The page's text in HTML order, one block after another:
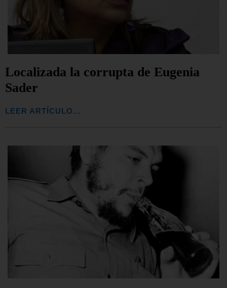
Localizada la corrupta de Eugenia
Sader
LEER ARTÍCULO...